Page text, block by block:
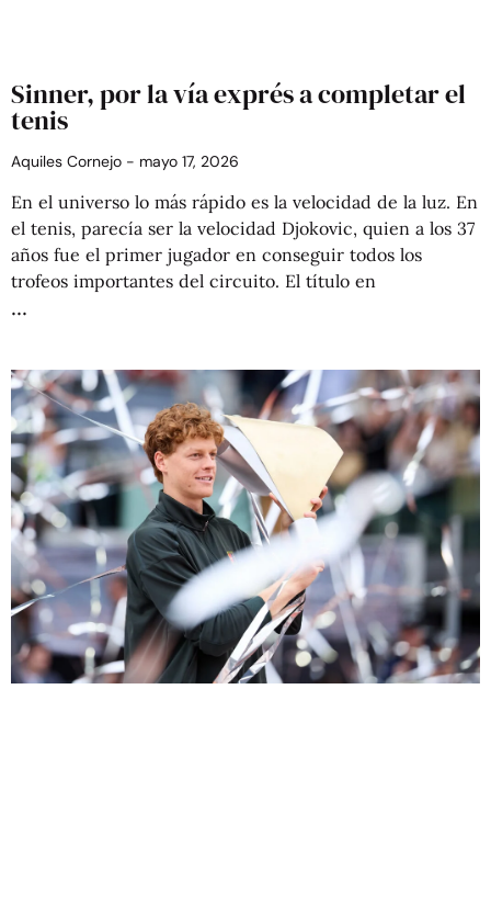
Sinner, por la vía exprés a completar el
tenis
Aquiles Cornejo mayo 17, 2026
En el universo lo más rápido es la velocidad de la luz. En
el tenis, parecía ser la velocidad Djokovic, quien a los 37
años fue el primer jugador en conseguir todos los
trofeos importantes del circuito. El título en